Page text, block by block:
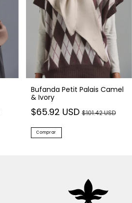
Bufanda Petit Palais Camel
& Ivory
$65.92 USD$101.42 USD
Comprar